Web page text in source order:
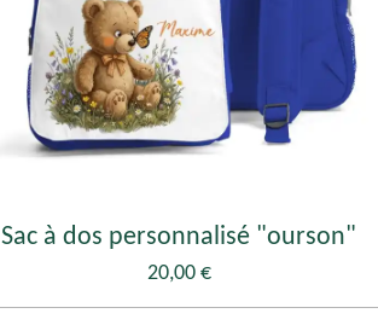
Sac à dos personnalisé "ourson"
20,00 €